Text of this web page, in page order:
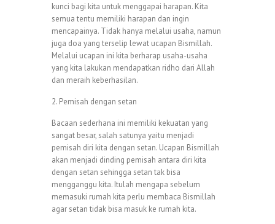
kunci bagi kita untuk menggapai harapan. Kita
semua tentu memiliki harapan dan ingin
mencapainya. Tidak hanya melalui usaha, namun
juga doa yang terselip lewat ucapan Bismillah.
Melalui ucapan ini kita berharap usaha-usaha
yang kita lakukan mendapatkan ridho dari Allah
dan meraih keberhasilan.
2. Pemisah dengan setan
Bacaan sederhana ini memiliki kekuatan yang
sangat besar, salah satunya yaitu menjadi
pemisah diri kita dengan setan. Ucapan Bismillah
akan menjadi dinding pemisah antara diri kita
dengan setan sehingga setan tak bisa
mengganggu kita. Itulah mengapa sebelum
memasuki rumah kita perlu membaca Bismillah
agar setan tidak bisa masuk ke rumah kita.